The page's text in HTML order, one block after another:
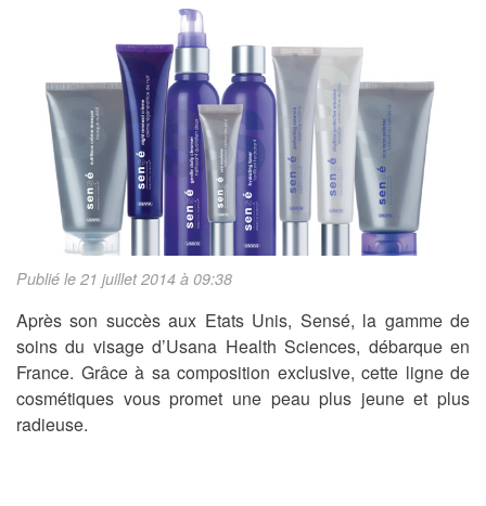
Publié le 21 juillet 2014 à 09:38
Après son succès aux Etats Unis, Sensé, la gamme de
soins du visage d’Usana Health Sciences, débarque en
France. Grâce à sa composition exclusive, cette ligne de
cosmétiques vous promet une peau plus jeune et plus
radieuse.